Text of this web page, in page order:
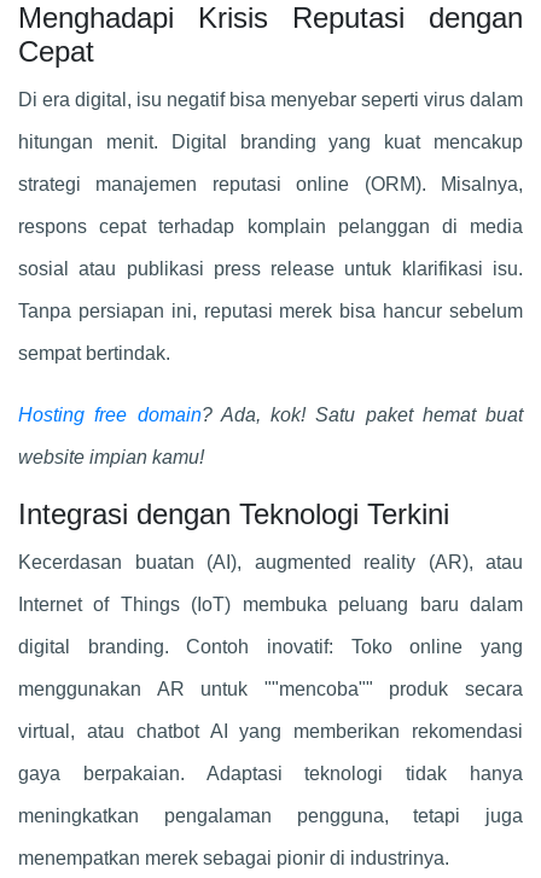
Menghadapi Krisis Reputasi dengan
Cepat
Di era digital, isu negatif bisa menyebar seperti virus dalam
hitungan menit. Digital branding yang kuat mencakup
strategi manajemen reputasi online (ORM). Misalnya,
respons cepat terhadap komplain pelanggan di media
sosial atau publikasi press release untuk klarifikasi isu.
Tanpa persiapan ini, reputasi merek bisa hancur sebelum
sempat bertindak.
Hosting free domain? Ada, kok! Satu paket hemat buat
website impian kamu!
Integrasi dengan Teknologi Terkini
Kecerdasan buatan (AI), augmented reality (AR), atau
Internet of Things (IoT) membuka peluang baru dalam
digital branding. Contoh inovatif: Toko online yang
menggunakan AR untuk ""mencoba"" produk secara
virtual, atau chatbot AI yang memberikan rekomendasi
gaya berpakaian. Adaptasi teknologi tidak hanya
meningkatkan pengalaman pengguna, tetapi juga
menempatkan merek sebagai pionir di industrinya.